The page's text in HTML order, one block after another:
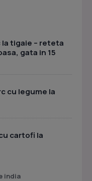
tigaie – reteta
gata in 15
cu legume la
cartofi la
india